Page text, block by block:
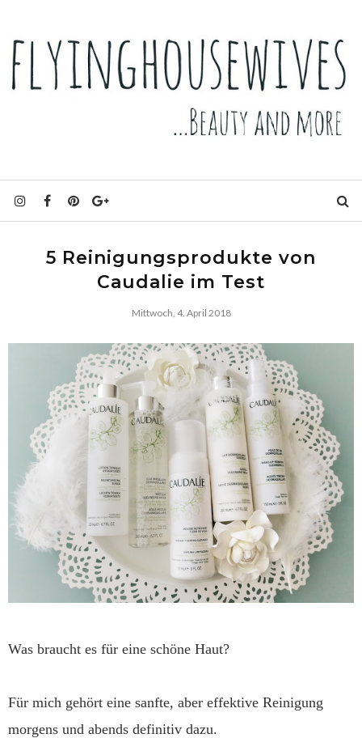
5 Reinigungsprodukte von
Caudalie im Test
Mittwoch, 4. April 2018
Was braucht es für eine schöne Haut?
Für mich gehört eine sanfte, aber effektive Reinigung
morgens und abends definitiv dazu.